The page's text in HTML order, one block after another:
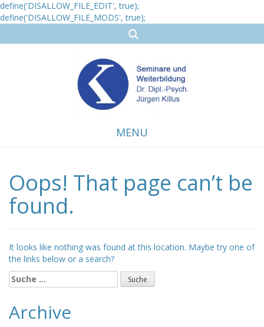
define('DISALLOW_FILE_EDIT', true);
define('DISALLOW_FILE_MODS', true);
MENU
to
content
Oops! That page can’t be
found.
It looks like nothing was found at this location. Maybe try one of
the links below or a search?
Suche
nach:
Archive